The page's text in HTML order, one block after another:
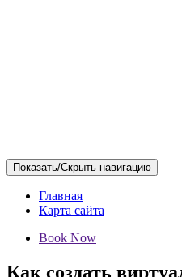
Показать/Скрыть навигацию
Главная
Карта сайта
Book Now
Как создать